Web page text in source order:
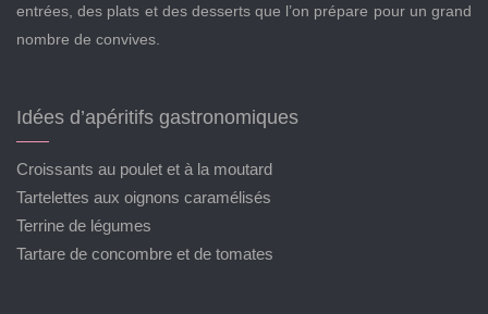
entrées, des plats et des desserts que l’on prépare pour un grand
nombre de convives.
Idées d’apéritifs gastronomiques
Croissants au poulet et à la moutard
Tartelettes aux oignons caramélisés
Terrine de légumes
Tartare de concombre et de tomates